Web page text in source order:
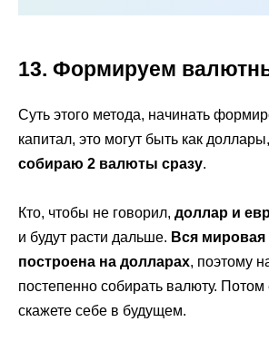
13. Формируем
Суть этого метода, начинать
капитал, это могут быть как
собираю 2 валюты сразу.
Кто, чтобы не говорил, доллар и
и будут расти дальше. Вся мировая
построена на долларах, поэтому
постепенно собирать валюту.
скажете себе в будущем.